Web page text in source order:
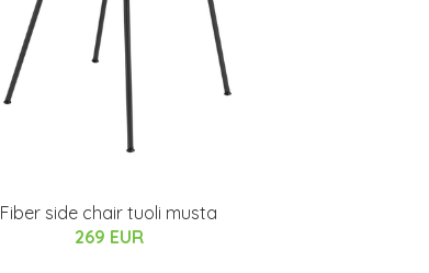
Fiber side chair tuoli musta
269 EUR